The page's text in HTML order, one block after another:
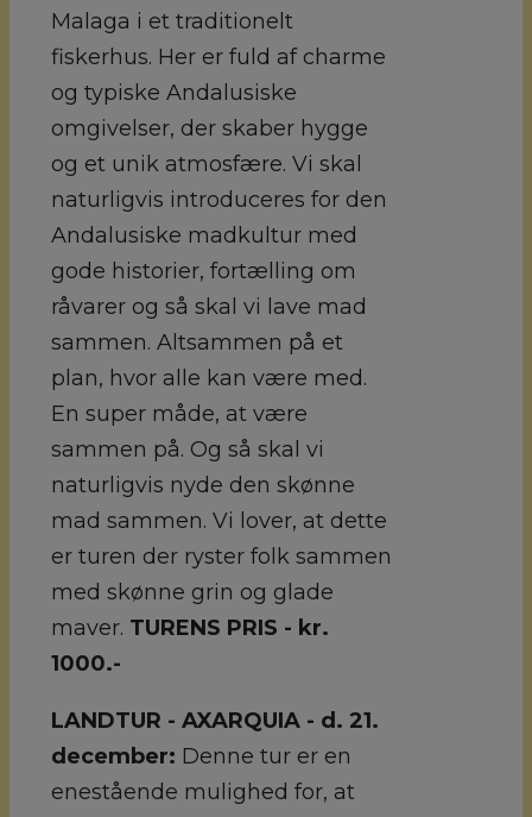
Malaga i et traditionelt
fiskerhus. Her er fuld af charme
og typiske Andalusiske
omgivelser, der skaber hygge
og et unik atmosfære. Vi skal
naturligvis introduceres for den
Andalusiske madkultur med
gode historier, fortælling om
råvarer og så skal vi lave mad
sammen. Altsammen på et
plan, hvor alle kan være med.
En super måde, at være
sammen på. Og så skal vi
naturligvis nyde den skønne
mad sammen. Vi lover, at dette
er turen der ryster folk sammen
med skønne grin og glade
maver. TURENS PRIS - kr.
1000.-
LANDTUR - AXARQUIA - d. 21.
december: Denne tur er en
enestående mulighed for, at